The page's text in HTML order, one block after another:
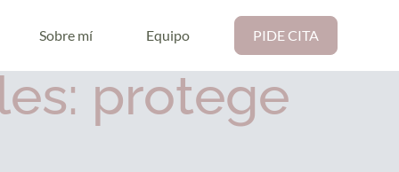
Sobre mí Equipo PIDE CITA
protege